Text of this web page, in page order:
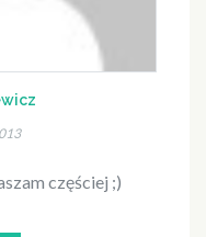
częściej ;)